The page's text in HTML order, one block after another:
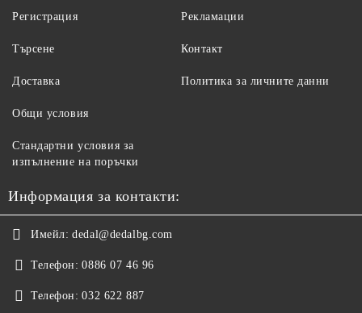
Регистрация
Търсене
Доставка
Рекламации
Контакт
Политика за личните данни
Общи условия
Стандартни условия за
изпълнение на поръчки
Информация за контакти:
Имейл: dedal@dedalbg.com
Телефон: 0886 07 46 96
Телефон: 032 622 887